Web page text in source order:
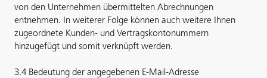
von den Unternehmen übermittelten Abrechnungen
entnehmen. In weiterer Folge können auch weitere Ihnen
zugeordnete Kunden- und Vertragskontonummern
hinzugefügt und somit verknüpft werden.
3.4 Bedeutung der angegebenen E-Mail-Adresse